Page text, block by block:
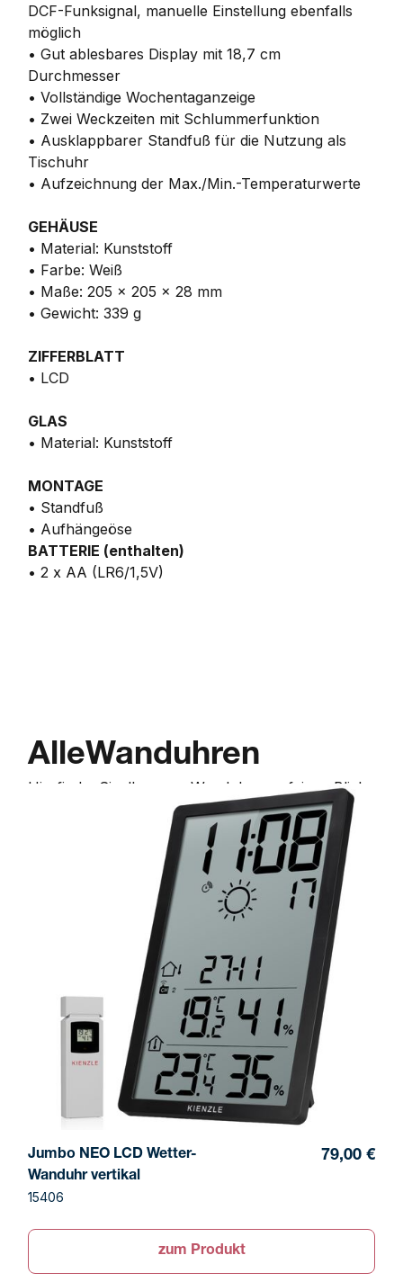
DCF-Funksignal, manuelle Einstellung ebenfalls
möglich
• Gut ablesbares Display mit 18,7 cm
Durchmesser
• Vollständige Wochentaganzeige
• Zwei Weckzeiten mit Schlummerfunktion
• Ausklappbarer Standfuß für die Nutzung als
Tischuhr
• Aufzeichnung der Max./Min.-Temperaturwerte
GEHÄUSE
• Material: Kunststoff
• Farbe: Weiß
• Maße: 205 x 205 x 28 mm
• Gewicht: 339 g
ZIFFERBLATT
• LCD
GLAS
• Material: Kunststoff
MONTAGE
• Standfuß
• Aufhängeöse
BATTERIE (enthalten)
• 2 x AA (LR6/1,5V)
AlleWanduhren
Hier finden Sie alle unsereWanduhren auf einemBlick
Jumbo NEO LCD Wetter-
Wanduhr vertikal
15406
79,00 €
zum Produkt